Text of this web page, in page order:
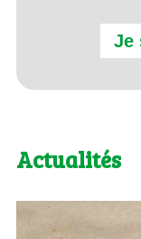
Je
Actualités